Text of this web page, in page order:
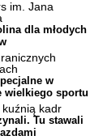
im. Jana
dla młodych
w
wielkiego sportu
kuźnią kadr
Tu stawali